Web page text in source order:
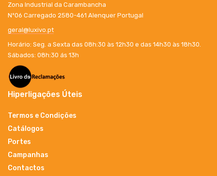
Zona Industrial da Carambancha
Nº06 Carregado 2580-461 Alenquer Portugal
geral@luxivo.pt
Horário: Seg. a Sexta das 08h:30 às 12h30 e das 14h30 às 18h30.
Sábados: 08h:30 ás 13h
Hiperligações Úteis
Termos e Condições
Catálogos
Portes
Campanhas
Contactos